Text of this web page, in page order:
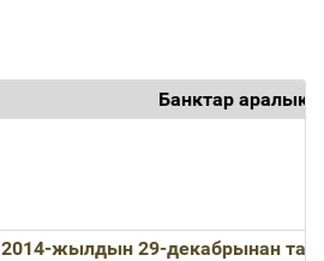
Банктар аралык т
2014-жылдын 29-декабрынан